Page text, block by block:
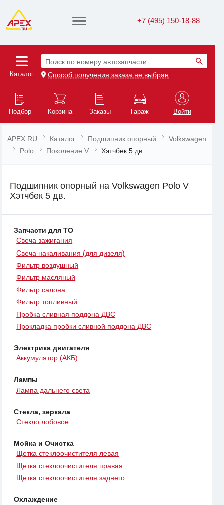
+7 (495) 150-18-88
Каталог
Поиск по номеру автозапчасти
Способ получения заказа не выбран
Подбор Корзина Заказы Гараж Войти
APEX.RU Каталог Подшипник опорный
Volkswagen
Polo
Поколение V Хэтчбек 5 дв.
Подшипник опорный на Volkswagen Polo V
Хэтчбек 5 дв.
Запчасти для ТО
Свеча зажигания
Свеча накаливания (для дизеля)
Фильтр воздушный
Фильтр масляный
Фильтр салона
Фильтр топливный
Пробка сливная поддона ДВС
Прокладка пробки сливной поддона ДВС
Электрика двигателя
Аккумулятор (АКБ)
Лампы
Лампа дальнего света
Стекла, зеркала
Стекло лобовое
Мойка и Очистка
Щетка стеклоочистителя левая
Щетка стеклоочистителя правая
Щетка стеклоочистителя заднего
Охлаждение